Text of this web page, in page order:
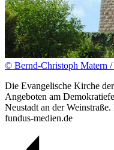
© Bernd-Christoph Matern /
Die Evangelische Kirche
Angeboten am
Neustadt an der
fundus-medien.de